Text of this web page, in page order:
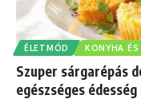
ÉLETMÓD KONYHA ÉS
Szuper sárgarépás
egészséges